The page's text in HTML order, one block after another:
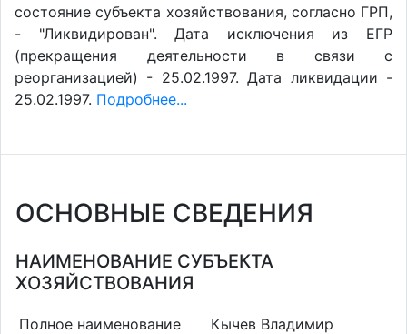
состояние субъекта хозяйствования, согласно ГРП,
- "Ликвидирован". Дата исключения из ЕГР
(прекращения деятельности в связи с
реорганизацией) - 25.02.1997. Дата ликвидации -
25.02.1997. Подробнее...
ОСНОВНЫЕ СВЕДЕНИЯ
НАИМЕНОВАНИЕ СУБЪЕКТА
ХОЗЯЙСТВОВАНИЯ
Полное наименование
Кычев Владимир